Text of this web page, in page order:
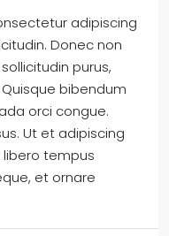
adipiscing
Donec non
purus,
bibendum
orci congue.
Ut et adipiscing
libero tempus
et ornare